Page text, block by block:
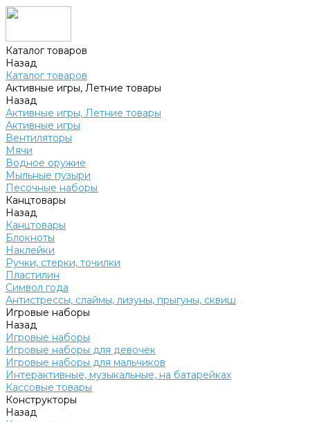
Каталог товаров
Назад
Каталог товаров
Активные игры, Летние товары
Назад
Активные игры, Летние товары
Активные игры
Вентиляторы
Мячи
Водное оружие
Мыльные пузыри
Песочные наборы
Канцтовары
Назад
Канцтовары
Блокноты
Наклейки
Ручки, стерки, точилки
Пластилин
Символ года
Антистрессы, слаймы, лизуны, прыгуны, сквиш
Игровые наборы
Назад
Игровые наборы
Игровые наборы для девочек
Игровые наборы для мальчиков
Интерактивные, музыкальные, на батарейках
Кассовые товары
Конструкторы
Назад